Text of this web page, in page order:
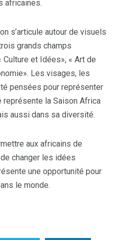
africaines.
s’articule autour de visuels
grands champs
et Idées», « Art de
Les visages, les
pensées pour représenter
la Saison Africa
aussi dans sa diversité.
aux africains de
changer les idées
une opportunité pour
le monde.